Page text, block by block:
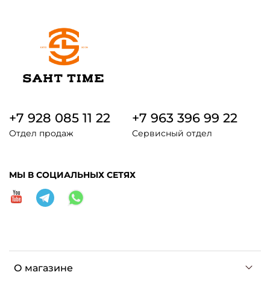
О магазине
+7 928 085 11 22
Отдел продаж
+7 963 396 99 22
Сервисный отдел
МЫ В СОЦИАЛЬНЫХ СЕТЯХ